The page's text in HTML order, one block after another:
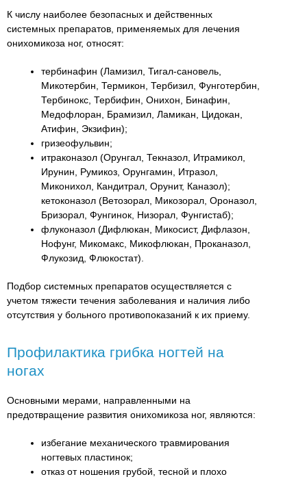
К числу наиболее безопасных и действенных
системных препаратов, применяемых для лечения
онихомикоза ног, относят:
тербинафин (Ламизил, Тигал-сановель,
Микотербин, Термикон, Тербизил, Фунготербин,
Тербинокс, Тербифин, Онихон, Бинафин,
Медофлоран, Брамизил, Ламикан, Цидокан,
Атифин, Экзифин);
гризеофульвин;
итраконазол (Орунгал, Текназол, Итрамикол,
Ирунин, Румикоз, Орунгамин, Итразол,
Миконихол, Кандитрал, Орунит, Каназол);
кетоконазол (Ветозорал, Микозорал, Ороназол,
Бризорал, Фунгинок, Низорал, Фунгистаб);
флуконазол (Дифлюкан, Микосист, Дифлазон,
Нофунг, Микомакс, Микофлюкан, Проканазол,
Флукозид, Флюкостат).
Подбор системных препаратов осуществляется с
учетом тяжести течения заболевания и наличия либо
отсутствия у больного противопоказаний к их приему.
Профилактика грибка ногтей на
ногах
Основными мерами, направленными на
предотвращение развития онихомикоза ног, являются:
избегание механического травмирования
ногтевых пластинок;
отказ от ношения грубой, тесной и плохо